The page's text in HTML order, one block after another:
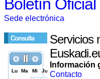
Boletín
Sede electrónica
Consulta
Servicios
Información
Contacto